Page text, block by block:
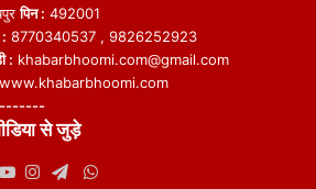
पिन : 492001
8770340537 , 9826252923
: khabarbhoomi.com@gmail.com
www.khabarbhoomi.com
से जुड़े